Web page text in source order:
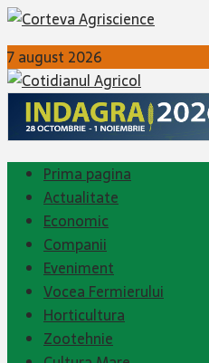
7 august 2026
Prima pagina
Actualitate
Economic
Companii
Eveniment
Vocea Fermierului
Horticultura
Zootehnie